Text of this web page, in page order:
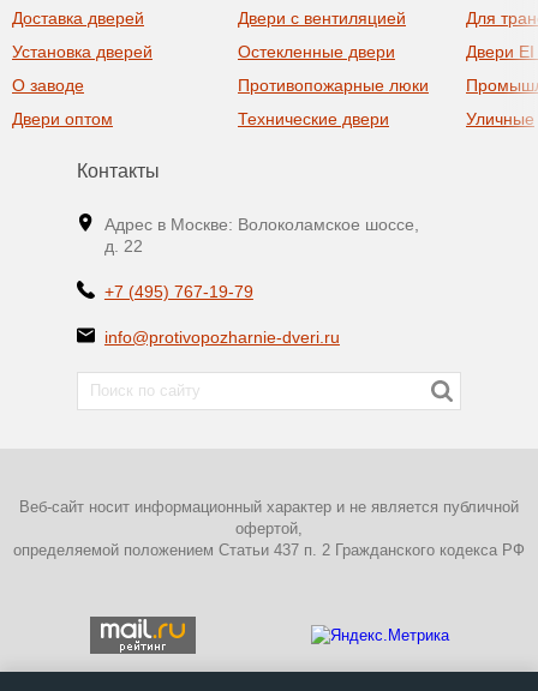
Доставка дверей
Установка дверей
О заводе
Двери оптом
Двери с вентиляцией
Остекленные двери
Противопожарные люки
Технические двери
Для
Двери
Уличные
Контакты
Адрес в Москве: Волоколамское шоссе,
д. 22
+7 (495) 767-19-79
info@protivopozharnie-dveri.ru
Веб-сайт носит информационный характер и не является публичной
офертой,
определяемой положением Статьи 437 п. 2 Гражданского кодекса РФ